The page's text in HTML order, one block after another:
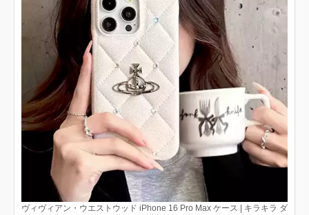
ヴィヴィアン・ウエストウッド iPhone 16 Pro Max ケース | キラキラ ダ